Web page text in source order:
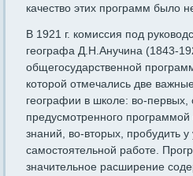
качество этих программ было
В 1921 г. комиссия под
географа Д.Н.Анучина (1843-
общегосударственной
которой отмечались две
географии в школе: во-первых,
предусмотренного
знаний, во-вторых, пробудить
самостоятельной работе.
значительное расширение